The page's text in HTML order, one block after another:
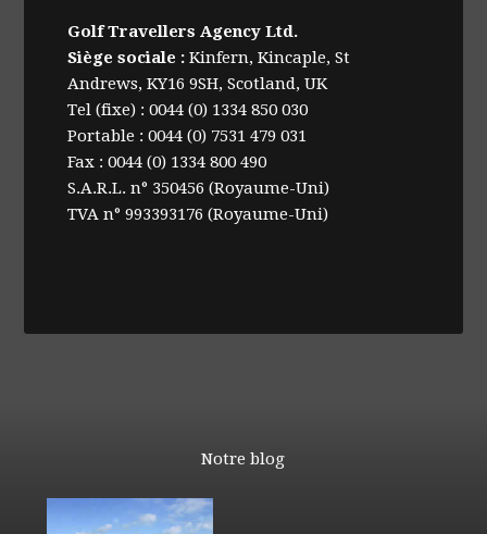
Golf Travellers Agency Ltd.
Siège sociale :Kinfern, Kincaple, St
Andrews, KY16 9SH, Scotland, UK
Tel (fixe) : 0044 (0) 1334 850 030
Portable : 0044 (0) 7531 479 031
Fax : 0044 (0) 1334 800 490
S.A.R.L. n° 350456 (Royaume-Uni)
TVA n° 993393176 (Royaume-Uni)
Notre blog